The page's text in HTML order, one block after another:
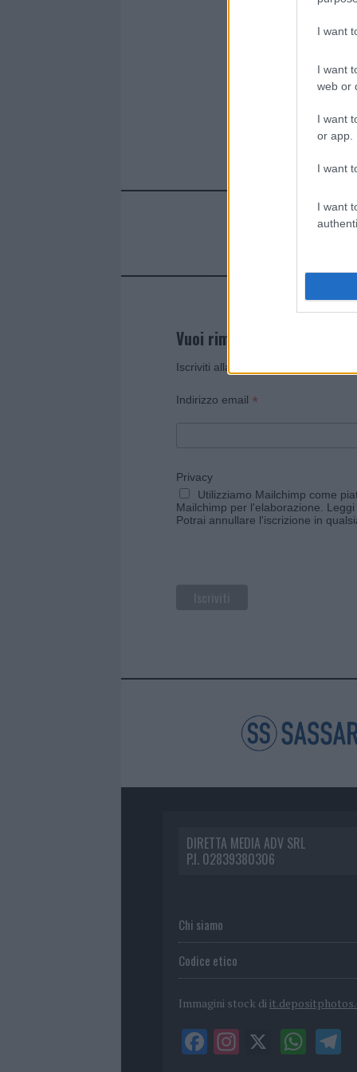
I want
I want
web or
I want
or app.
I want
I want
Vuoi rimanere sempre
Iscriviti alla newsletter di Gallura
Indirizzo email *
Privacy
Utilizziamo Mailchimp come
Mailchimp per l'elaborazione.
Potrai annullare l'iscrizione in
DIRETTA MEDIA ADV SRL
P.I. 02839380306
Chi siamo
Codice etico
Immagini stock di